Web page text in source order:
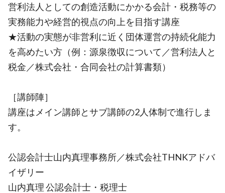
営利法人としての創造活動にかかる会計・税務等の
実務能力や経営的視点の向上を目指す講座
★活動の実態が非営利に近く団体運営の持続化能力
を高めたい方（例：源泉徴収について／営利法人と
税金／株式会社・合同会社の計算書類）
［講師陣］
講座はメイン講師とサブ講師の2人体制で進行しま
す。
公認会計士山内真理事務所／株式会社THNKアドバ
イザリー
山内真理 公認会計士・税理士